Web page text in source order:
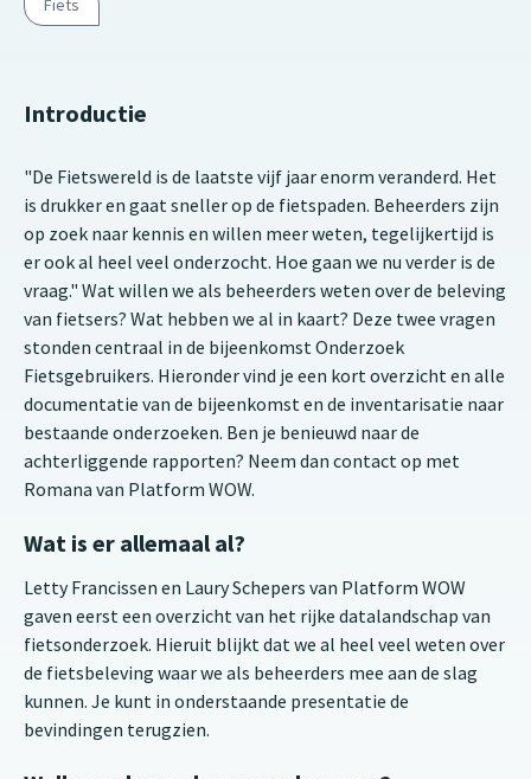
Fiets
Introductie
"De Fietswereld is de laatste vijf jaar enorm veranderd. Het
is drukker en gaat sneller op de fietspaden. Beheerders zijn
op zoek naar kennis en willen meer weten, tegelijkertijd is
er ook al heel veel onderzocht. Hoe gaan we nu verder is de
vraag." Wat willen we als beheerders weten over de beleving
van fietsers? Wat hebben we al in kaart? Deze twee vragen
stonden centraal in de bijeenkomst Onderzoek
Fietsgebruikers. Hieronder vind je een kort overzicht en alle
documentatie van de bijeenkomst en de inventarisatie naar
bestaande onderzoeken. Ben je benieuwd naar de
achterliggende rapporten? Neem dan contact op met
Romana van Platform WOW.
Wat is er allemaal al?
Letty Francissen en Laury Schepers van Platform WOW
gaven eerst een overzicht van het rijke datalandschap van
fietsonderzoek. Hieruit blijkt dat we al heel veel weten over
de fietsbeleving waar we als beheerders mee aan de slag
kunnen. Je kunt in onderstaande presentatie de
bevindingen terugzien.